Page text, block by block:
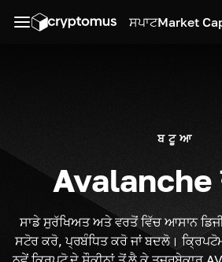
ਸਪਾਟMarket
ਬਟੂਆ
Avalanche
ਸਾਡੇ ਸੁਰੱਖਿਅਤ ਅਤੇ ਵਰਤੋਂ ਵਿੱਚ ਆਸਾਨ
ਸਟੋਰ ਕਰੋ, ਪ੍ਰਬੰਧਿਤ ਕਰੋ ਜਾਂ ਬਦਲੋ।